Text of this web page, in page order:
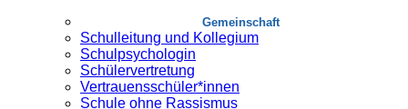
Gemeinschaft
Schulleitung und Kollegium
Schulpsychologin
Schülervertretung
Vertrauensschüler*innen
Schule ohne Rassismus